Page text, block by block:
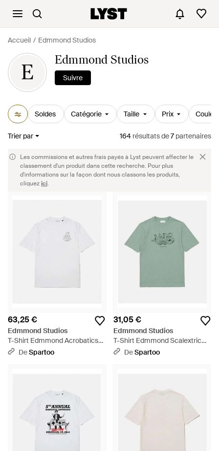
Accueil Edmmond Studios
E
Edmmond Studios
Suivre
Soldes Catégorie Taille Prix
Trier par 164 résultatsde7partenaires
Les commissions et autres frais payés à Lyst peuvent affecter le
classement d'un produit dans cette recherche. Pour plus
d'informations sur la façon dont nous classons les produits,
cliquezici.
63,25 €
Edmmond Studios
T-Shirt Edmmond Acrobatics
Water Tee - Blanc
DeSpartoo
31,05 €
Edmmond Studios
T-Shirt Edmmond Scalextric
Tee - Vert
DeSpartoo